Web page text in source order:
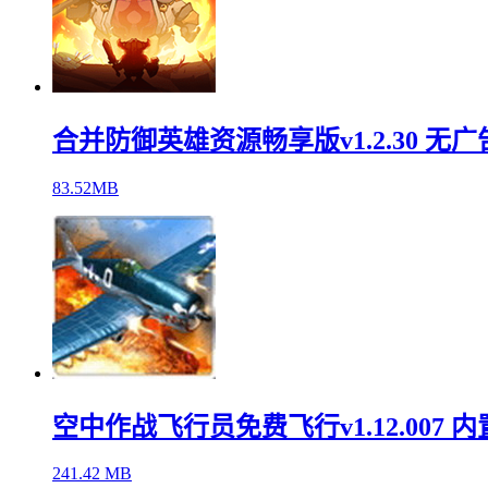
合并防御英雄资源畅享版v1.2.30 无广
83.52MB
空中作战飞行员免费飞行v1.12.007 内
241.42 MB